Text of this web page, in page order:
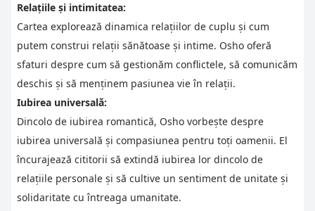
Relațiile și intimitatea:
Cartea explorează dinamica relațiilor de cuplu și cum
putem construi relații sănătoase și intime. Osho oferă
sfaturi despre cum să gestionăm conflictele, să comunicăm
deschis și să menținem pasiunea vie în relații.
Iubirea universală:
Dincolo de iubirea romantică, Osho vorbește despre
iubirea universală și compasiunea pentru toți oamenii. El
încurajează cititorii să extindă iubirea lor dincolo de
relațiile personale și să cultive un sentiment de unitate și
solidaritate cu întreaga umanitate.